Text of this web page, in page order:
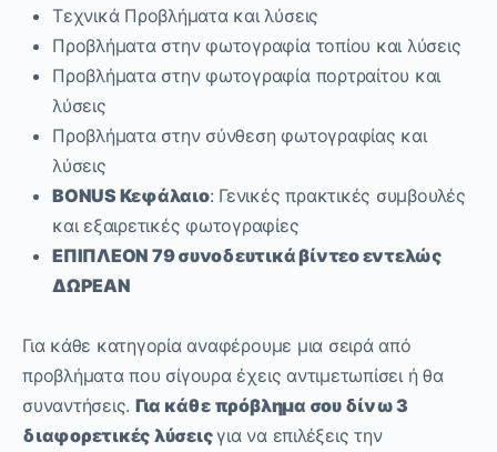
Τεχνικά Προβλήματα και λύσεις
Προβλήματα στην φωτογραφία τοπίου και λύσεις
Προβλήματα στην φωτογραφία πορτραίτου και
λύσεις
Προβλήματα στην σύνθεση φωτογραφίας και
λύσεις
BONUS Κεφάλαιο: Γενικές πρακτικές συμβουλές
και εξαιρετικές φωτογραφίες
ΕΠΙΠΛΕOΝ 79 συνοδευτικά βίντεο εντελώς
ΔΩΡΕΑΝ
Για κάθε κατηγορία αναφέρουμε μια σειρά από
προβλήματα που σίγουρα έχεις αντιμετωπίσει ή θα
συναντήσεις. Για κάθε πρόβλημα σου δίνω 3
διαφορετικές λύσειςγια να επιλέξεις την